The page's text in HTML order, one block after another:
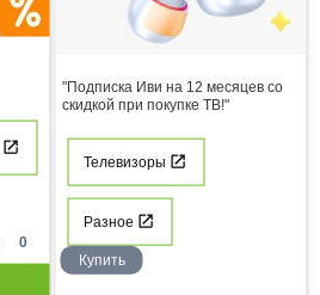
0
"Подписка Иви на 12 месяцев со
скидкой при покупке ТВ!"
Телевизоры
Разное
Купить